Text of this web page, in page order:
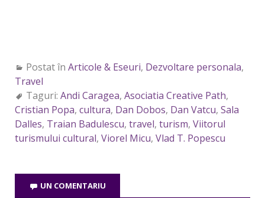
Postat în Articole & Eseuri, Dezvoltare personala,
Travel
Taguri: Andi Caragea, Asociatia Creative Path,
Cristian Popa, cultura, Dan Dobos, Dan Vatcu, Sala
Dalles, Traian Badulescu, travel, turism, Viitorul
turismului cultural, Viorel Micu, Vlad T. Popescu
UN COMENTARIU